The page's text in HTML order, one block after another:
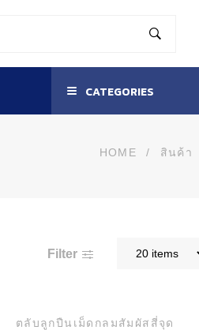
CATEGORIES
HOME / สินค้า
Filter
ตลับลูกปืนเม็ดกลมสัมผัสสี่จุด